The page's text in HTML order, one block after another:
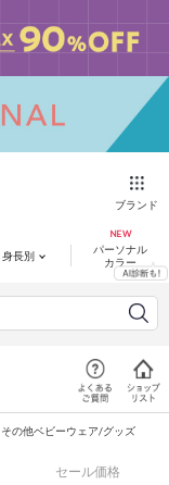
ブランド
身長別
パーソナル
カラー
その他ベビーウェア/グッズ
セール価格